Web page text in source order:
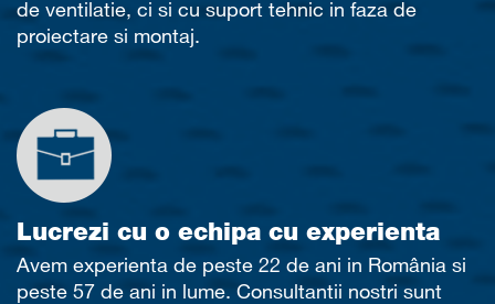
de ventilatie, ci si cu suport tehnic in faza de
proiectare si montaj.
Lucrezi cu o echipa cu experienta
Avem experienta de peste 22 de ani in România si
peste 57 de ani in lume. Consultantii nostri sunt